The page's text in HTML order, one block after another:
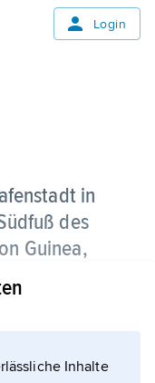
Login
in
des
Guinea,
Inhalte